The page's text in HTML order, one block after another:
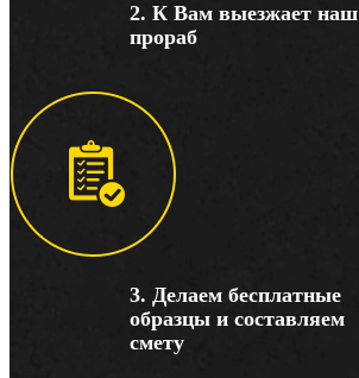
2. К Вам выезжает наш
прораб
3. Делаем бесплатные
образцы и составляем
смету